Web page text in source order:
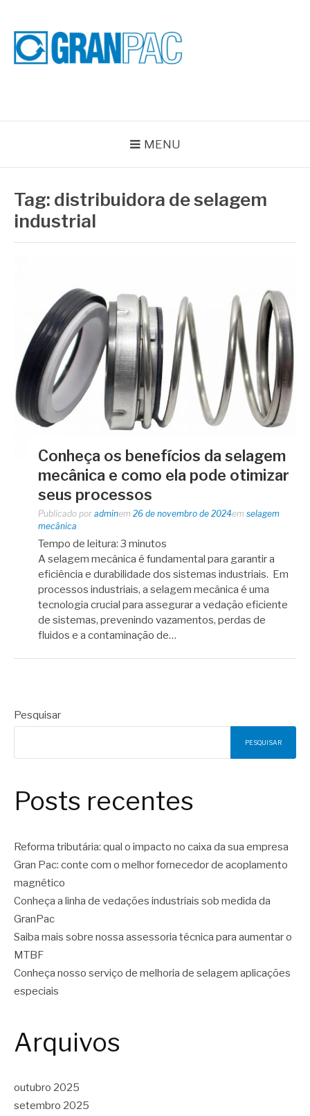
conteúdo
MENU
Tag: distribuidora de selagem
industrial
Conheça os benefícios da selagem
mecânica e como ela pode otimizar
seus processos
Publicado por adminem 26 de novembro de 2024em selagem
mecânica
Tempo de leitura: 3 minutos
A selagem mecânica é fundamental para garantir a
eficiência e durabilidade dos sistemas industriais. Em
processos industriais, a selagem mecânica é uma
tecnologia crucial para assegurar a vedação eficiente
de sistemas, prevenindo vazamentos, perdas de
fluidos e a contaminação de…
Pesquisar
PESQUISAR
Posts recentes
Reforma tributária: qual o impacto no caixa da sua empresa
Gran Pac: conte com o melhor fornecedor de acoplamento
magnético
Conheça a linha de vedações industriais sob medida da
GranPac
Saiba mais sobre nossa assessoria técnica para aumentar o
MTBF
Conheça nosso serviço de melhoria de selagem aplicações
especiais
Arquivos
outubro 2025
setembro 2025